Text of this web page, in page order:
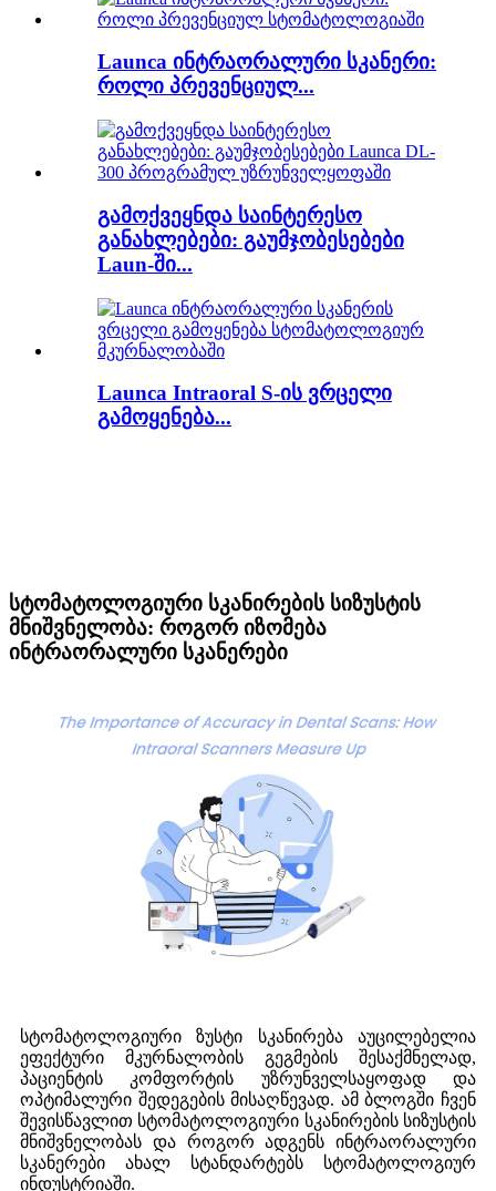
Launca ინტრაორალური სკანერი:
როლი პრევენციულ...
გამოქვეყნდა საინტერესო
განახლებები: გაუმჯობესებები
Laun-ში...
Launca Intraoral S-ის ვრცელი
გამოყენება...
სტომატოლოგიური სკანირების სიზუსტის
მნიშვნელობა: როგორ იზომება
ინტრაორალური სკანერები
სტომატოლოგიური ზუსტი სკანირება აუცილებელია
ეფექტური მკურნალობის გეგმების შესაქმნელად,
პაციენტის კომფორტის უზრუნველსაყოფად და
ოპტიმალური შედეგების მისაღწევად. ამ ბლოგში ჩვენ
შევისწავლით სტომატოლოგიური სკანირების სიზუსტის
მნიშვნელობას და როგორ ადგენს ინტრაორალური
სკანერები ახალ სტანდარტებს სტომატოლოგიურ
ინდუსტრიაში.